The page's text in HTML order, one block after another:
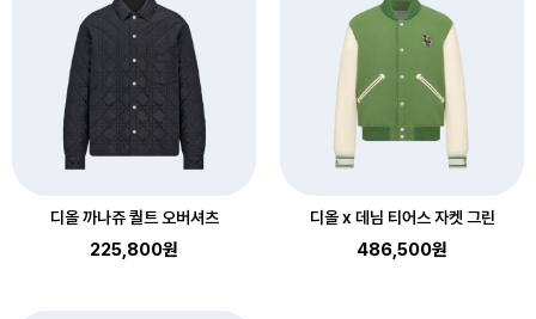
디올 까나쥬 퀄트 오버셔츠
225,800원
디올 x 데님 티어스 자켓 그린
486,500원